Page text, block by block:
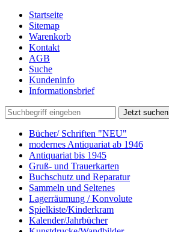
Startseite
Sitemap
Warenkorb
Kontakt
AGB
Suche
Kundeninfo
Informationsbrief
Jetzt suchen
Bücher/ Schriften "NEU"
modernes Antiquariat ab 1946
Antiquariat bis 1945
Gruß- und Trauerkarten
Buchschutz und Reparatur
Sammeln und Seltenes
Lagerräumung / Konvolute
Spielkiste/Kinderkram
Kalender/Jahrbücher